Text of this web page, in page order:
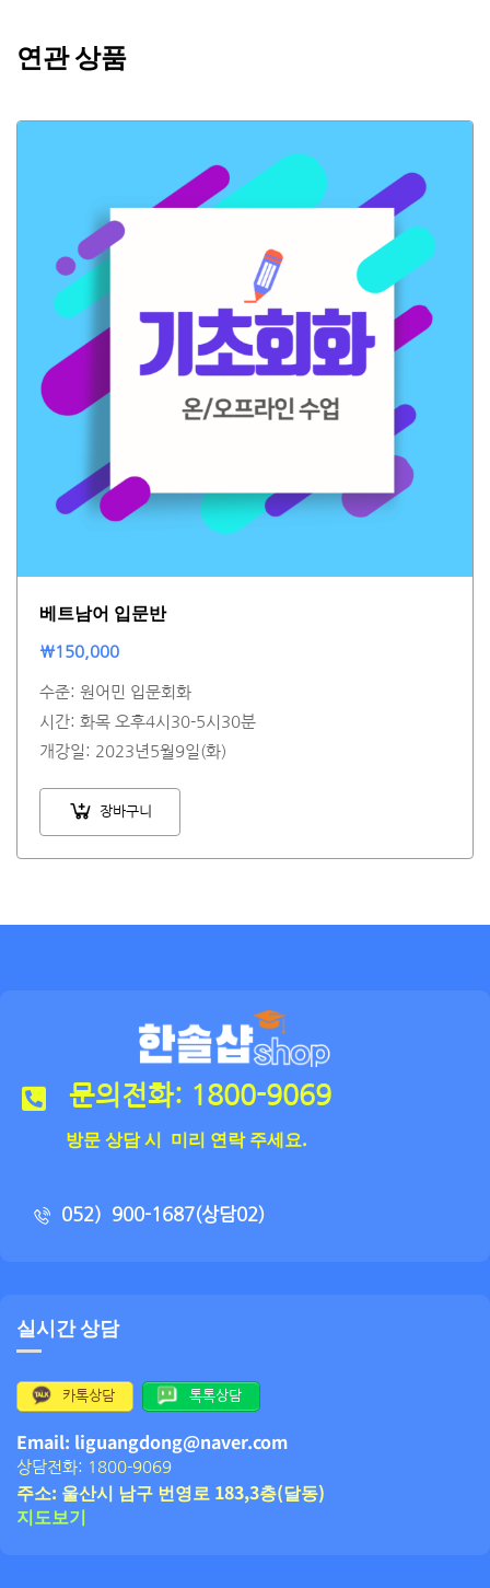
연관 상품
베트남어 입문반
₩150,000
수준: 원어민 입문회화
시간: 화목 오후4시30-5시30분
개강일: 2023년5월9일(화)
장바구니
문의전화: 1800-9069
방문 상담 시 미리 연락 주세요.
052）900-1687(상담02)
실시간 상담
카톡상담 톡톡상담
Email: liguangdong@naver.com
상담전화: 1800-9069
주소: 울산시 남구 번영로 183,3층(달동)
지도보기